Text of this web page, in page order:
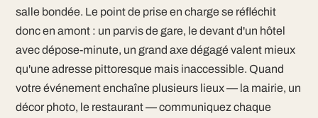
salle bondée. Le point de prise en charge se réfléchit
donc en amont : un parvis de gare, le devant d'un hôtel
avec dépose-minute, un grand axe dégagé valent mieux
qu'une adresse pittoresque mais inaccessible. Quand
votre événement enchaîne plusieurs lieux — la mairie, un
décor photo, le restaurant — communiquez chaque